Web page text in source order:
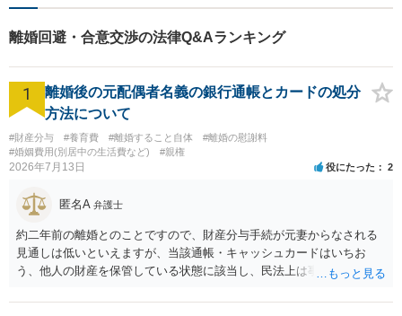
離婚回避・合意交渉の法律Q&Aランキング
1
離婚後の元配偶者名義の銀行通帳とカードの処分
方法について
#財産分与 #養育費 #離婚すること自体
#離婚の慰謝料
#婚姻費用(別居中の生活費など)
#親権
2026年7月13日 役にたった 2
匿名A 弁護士
約二年前の離婚とのことですので、財産分与手続が元妻からなされる
見通しは低いといえますが、当該通帳・キャッシュカードはいちお
う、他人の財産を保管している状態に該当し、民法上は事務管理（597
えにくくとも、表だってのお答えとしては元妻の了解なく処分するこ